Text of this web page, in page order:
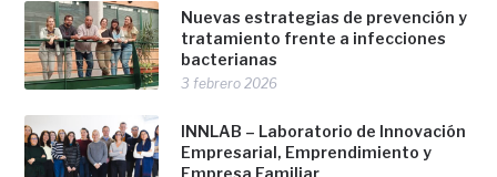
Nuevas estrategias de prevención y
tratamiento frente a infecciones
bacterianas
3 febrero 2026
INNLAB – Laboratorio de Innovación
Empresarial, Emprendimiento y